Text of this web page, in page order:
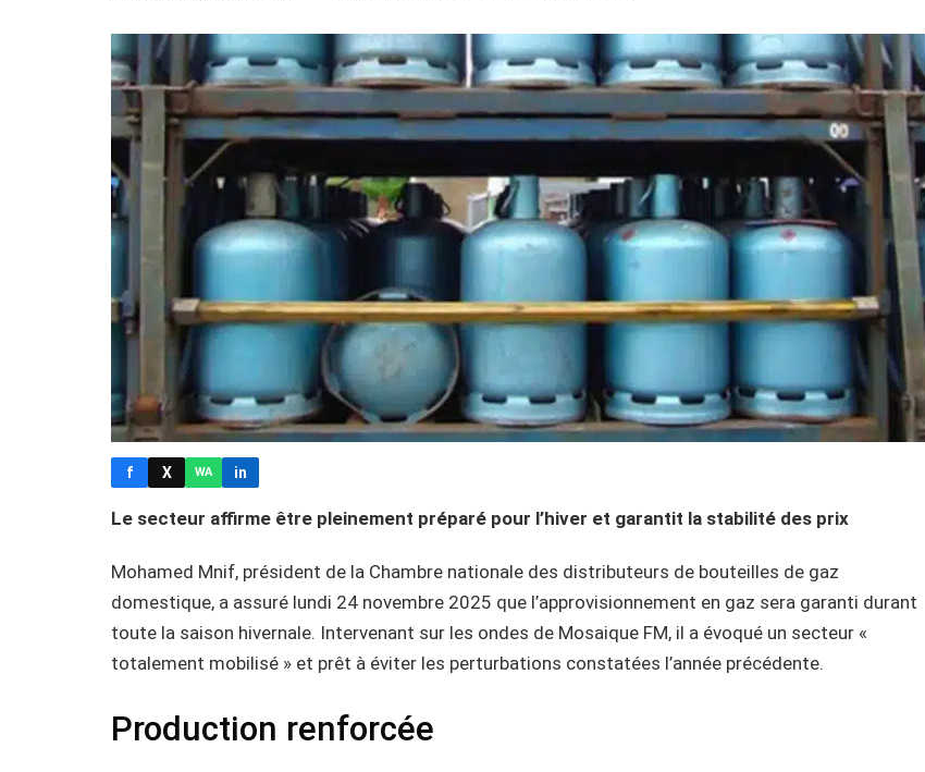
f X WA in
Le secteur affirme être pleinement préparé pour l’hiver et garantit la stabilité des prix
Mohamed Mnif, président de la Chambre nationale des distributeurs de bouteilles de gaz
domestique, a assuré lundi 24 novembre 2025 que l’approvisionnement en gaz sera garanti durant
toute la saison hivernale. Intervenant sur les ondes de Mosaique FM, il a évoqué un secteur «
totalement mobilisé » et prêt à éviter les perturbations constatées l’année précédente.
Production renforcée